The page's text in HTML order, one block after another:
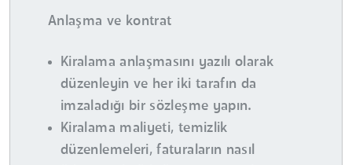
Anlaşma ve kontrat
Kiralama anlaşmasını yazılı olarak
düzenleyin ve her iki tarafın da
imzaladığı bir sözleşme yapın.
Kiralama maliyeti, temizlik
düzenlemeleri, faturaların nasıl